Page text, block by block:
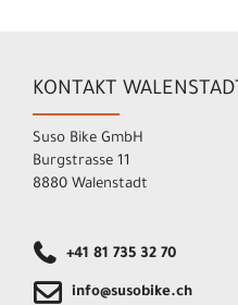
KONTAKT
Suso Bike GmbH
Burgstrasse 11
8880 Walenstadt
+41 81 735 32 70
info@susobike.ch